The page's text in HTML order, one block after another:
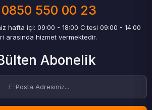
0850 550 00 23
hafta içi: 09:00 - 18:00 C.tesi 09:00 - 14:00
arasında hizmet vermektedir.
Abonelik